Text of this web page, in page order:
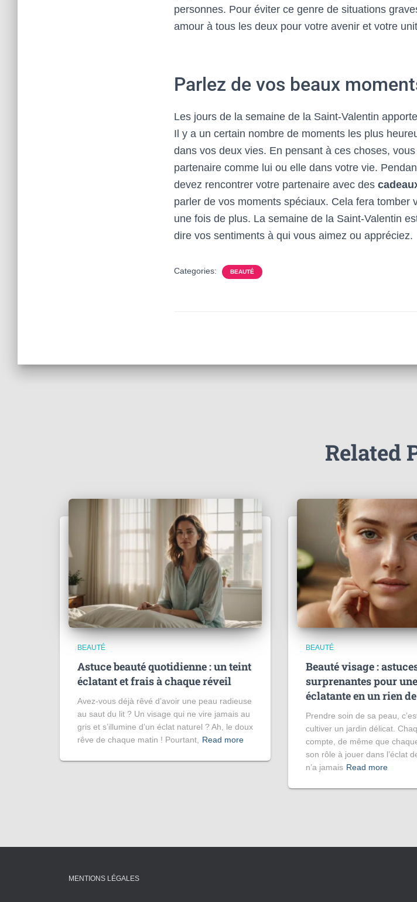
personnes. Pour éviter ce genre de situations
amour à tous les deux pour votre avenir et votre
Parlez de vos beaux
Les jours de la semaine de la Saint-Valentin
Il y a un certain nombre de moments les plus
dans vos deux vies. En pensant à ces choses,
partenaire comme lui ou elle dans votre vie.
devez rencontrer votre partenaire avec des
parler de vos moments spéciaux. Cela fera tomber
une fois de plus. La semaine de la Saint-Valentin
dire vos sentiments à qui vous aimez ou appréciez.
Categories: BEAUTÉ
Related
BEAUTÉ
Astuce beauté quotidienne : un teint
éclatant et frais à chaque réveil
Avez-vous déjà rêvé d’avoir une peau radieuse
au saut du lit ? Un visage qui ne vire jamais au
gris et s’illumine d’un éclat naturel ? Ah, le doux
rêve de chaque matin ! Pourtant,
Read more
BEAUTÉ
Beauté visage :
surprenantes pour
éclatante en un rien
Prendre soin de sa peau,
cultiver un jardin délicat.
compte, de même que
son rôle à jouer dans l’éclat
n’a jamais Read more
MENTIONS LÉGALES